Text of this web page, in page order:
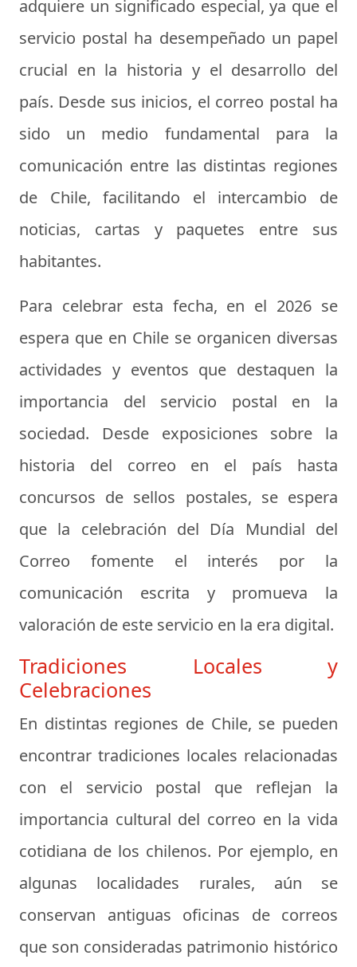
adquiere un significado especial, ya que el
servicio postal ha desempeñado un papel
crucial en la historia y el desarrollo del
país. Desde sus inicios, el correo postal ha
sido un medio fundamental para la
comunicación entre las distintas regiones
de Chile, facilitando el intercambio de
noticias, cartas y paquetes entre sus
habitantes.
Para celebrar esta fecha, en el 2026 se
espera que en Chile se organicen diversas
actividades y eventos que destaquen la
importancia del servicio postal en la
sociedad. Desde exposiciones sobre la
historia del correo en el país hasta
concursos de sellos postales, se espera
que la celebración del Día Mundial del
Correo fomente el interés por la
comunicación escrita y promueva la
valoración de este servicio en la era digital.
Tradiciones Locales y
Celebraciones
En distintas regiones de Chile, se pueden
encontrar tradiciones locales relacionadas
con el servicio postal que reflejan la
importancia cultural del correo en la vida
cotidiana de los chilenos. Por ejemplo, en
algunas localidades rurales, aún se
conservan antiguas oficinas de correos
que son consideradas patrimonio histórico